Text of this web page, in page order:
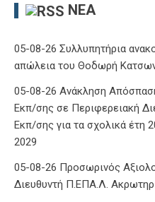
ΝΈΑ
05-08-26 Συλλυπητήρια
απώλεια του Θοδωρή
05-08-26 Ανάκληση
Εκπ/σης σε Περιφερειακή
Εκπ/σης για τα σχολικά έτη
2029
05-08-26 Προσωρινός
Διευθυντή Π.ΕΠΑ.Λ.